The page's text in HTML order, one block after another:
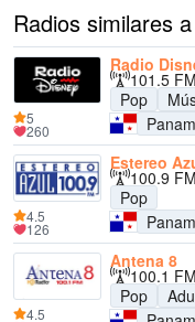
Radios similares
Radio
101.5 FM
Pop
5
260
Estereo
100.9 FM
Pop
4.5
126
Antena 8
100.1 FM
Pop
4.5